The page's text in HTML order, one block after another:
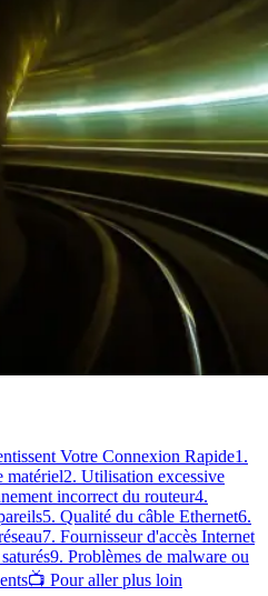
Votre Connexion Rapide1.
matériel2. Utilisation excessive
incorrect du routeur4.
5. Qualité du câble Ethernet6.
7. Fournisseur d'accès Internet
9. Problèmes de malware ou
📺 Pour aller plus loin